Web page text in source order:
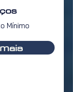
Mínimo